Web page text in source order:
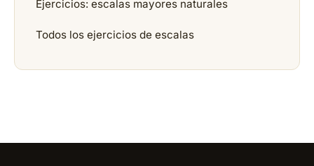
Ejercicios: escalas mayores naturales
Todos los ejercicios de escalas